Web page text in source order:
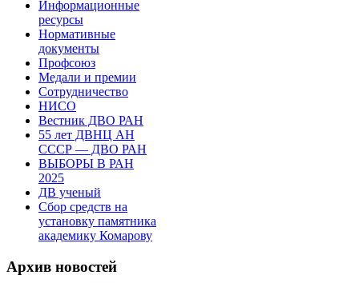
Информационные
ресурсы
Нормативные
документы
Профсоюз
Медали и премии
Сотрудничество
НИСО
Вестник ДВО РАН
55 лет ДВНЦ АН
СССР — ДВО РАН
ВЫБОРЫ В РАН
2025
ДВ ученый
Сбор средств на
установку памятника
академику Комарову
Архив новостей